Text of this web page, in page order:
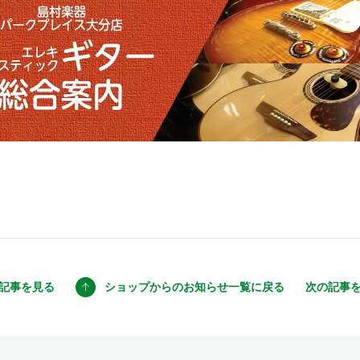
事を見る 次の記事
ショップからのお知らせ一覧に戻る